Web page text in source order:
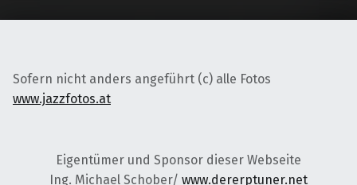
Sofern nicht anders angeführt (c) alle Fotos
www.jazzfotos.at
Eigentümer und Sponsor dieser Webseite
Ing. Michael Schober/ www.dererptuner.net